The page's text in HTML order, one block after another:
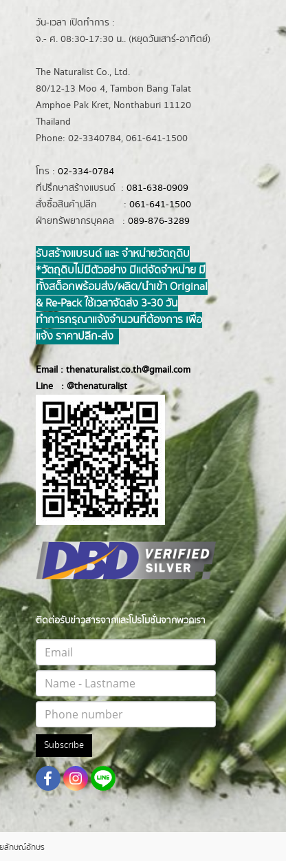
วัน-เวลา เปิดทำการ :
จ.- ศ. 08:30-17:30 น.. (หยุดวันเสาร์-อาทิตย์)
The Naturalist Co., Ltd.
80/12-13 Moo 4, Tambon Bang Talat
Amphoe Pak Kret, Nonthaburi 11120
Thailand
Phone: 02-3340784, 061-641-1500
โทร : 02-334-0784
ที่ปรึกษาสร้างแบรนด์ : 081-638-0909
สั่งซื้อสินค้าปลีก : 061-641-1500
ฝ่ายทรัพยากรบุคคล : 089-876-3289
รับสร้างแบรนด์ และ จำหน่ายวัตถุดิบ
*วัตถุดิบไม่มีตัวอย่าง มีแต่จัดจำหน่าย มี
ทั้งสต็อกพร้อมส่ง/ผลิต/นำเข้า Original
& Re-Pack ใช้เวลาจัดส่ง 3-30 วัน
ทำการ กรุณาแจ้งจำนวนที่ต้องการ เพื่อ
แจ้ง ราคาปลีก-ส่ง
Email : thenaturalist.co.th@gmail.com
Line : @thenaturalist
ติดต่อรับข่าวสารจากและโปรโมชั่นจากพวกเรา
Subscribe
ยลักษณ์อักษร